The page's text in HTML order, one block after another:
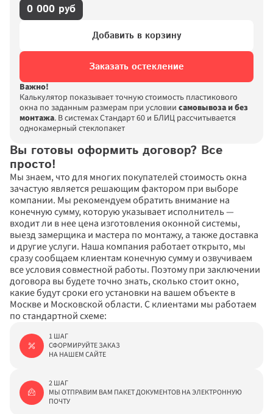
0 000 руб
Добавить в корзину
Заказать остекление
Важно!
Калькулятор показывает точную стоимость пластикового
окна по заданным размерам при условии самовывоза и без
монтажа. В системах Стандарт 60 и БЛИЦ рассчитывается
однокамерный стеклопакет
Вы готовы оформить договор? Все
просто!
Мы знаем, что для многих покупателей стоимость окна
зачастую является решающим фактором при выборе
компании. Мы рекомендуем обратить внимание на
конечную сумму, которую указывает исполнитель —
входит ли в нее цена изготовления оконной системы,
выезд замерщика и мастера по монтажу, а также доставка
и другие услуги. Наша компания работает открыто, мы
сразу сообщаем клиентам конечную сумму и озвучиваем
все условия совместной работы. Поэтому при заключении
договора вы будете точно знать, сколько стоит окно,
какие будут сроки его установки на вашем объекте в
Москве и Московской области. С клиентами мы работаем
по стандартной схеме:
1 ШАГ
СФОРМИРУЙТЕ ЗАКАЗ
НА НАШЕМ САЙТЕ
2 ШАГ
МЫ ОТПРАВИМ ВАМ ПАКЕТ ДОКУМЕНТОВ НА ЭЛЕКТРОННУЮ
ПОЧТУ